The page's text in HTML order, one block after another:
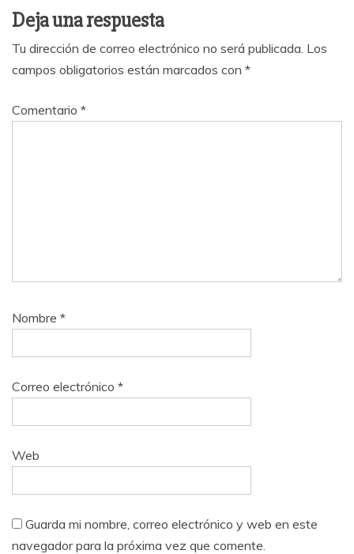
Deja una respuesta
Tu dirección de correo electrónico no será publicada. Los
campos obligatorios están marcados con *
Comentario *
Nombre *
Correo electrónico *
Web
Guarda mi nombre, correo electrónico y web en este
navegador para la próxima vez que comente.